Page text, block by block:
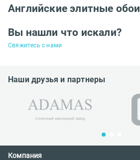
Английские элитные обои
Вы нашли что искали?
Свяжитесь с нами
Наши друзья и партнеры
Компания